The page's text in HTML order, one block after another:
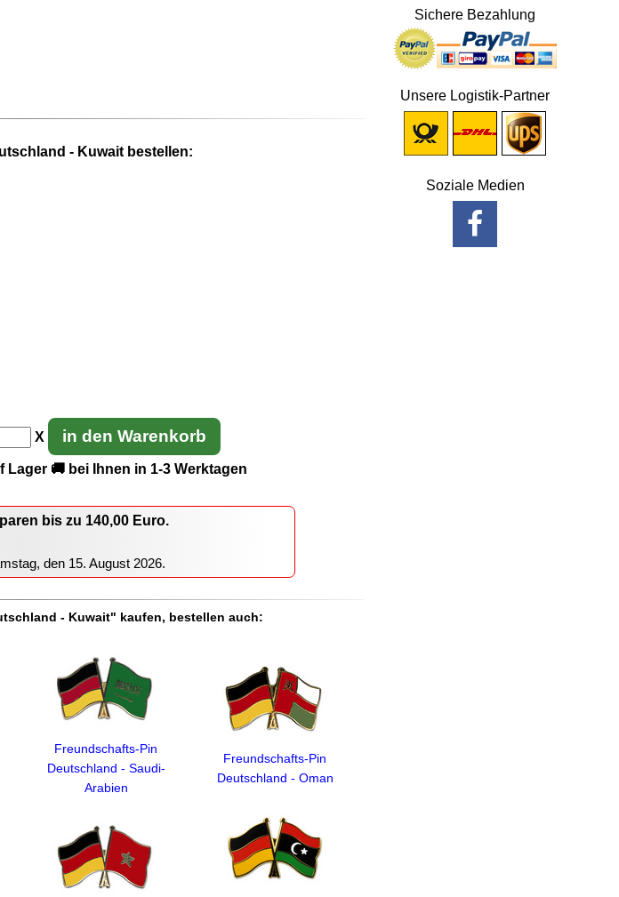
- Kuwait bestellen:
X in den Warenkorb
Lager 🚚 bei Ihnen in 1-3 Werktagen
bis zu 140,00Euro.
den 15. August 2026.
- Kuwait" kaufen, bestellen auch:
Freundschafts-Pin
Deutschland - Saudi-
Arabien
Freundschafts-Pin
Deutschland - Oman
Sichere Bezahlung
Unsere Logistik-Partner
Soziale Medien